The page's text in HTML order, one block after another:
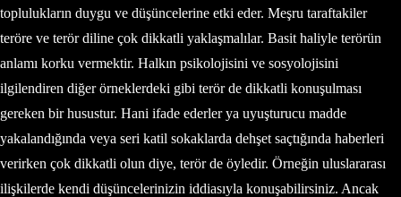
toplulukların duygu ve düşüncelerine etki eder. Meşru taraftakiler
teröre ve terör diline çok dikkatli yaklaşmalılar. Basit haliyle terörün
anlamı korku vermektir. Halkın psikolojisini ve sosyolojisini
ilgilendiren diğer örneklerdeki gibi terör de dikkatli konuşulması
gereken bir husustur. Hani ifade ederler ya uyuşturucu madde
yakalandığında veya seri katil sokaklarda dehşet saçtığında haberleri
verirken çok dikkatli olun diye, terör de öyledir. Örneğin uluslararası
ilişkilerde kendi düşüncelerinizin iddiasıyla konuşabilirsiniz. Ancak